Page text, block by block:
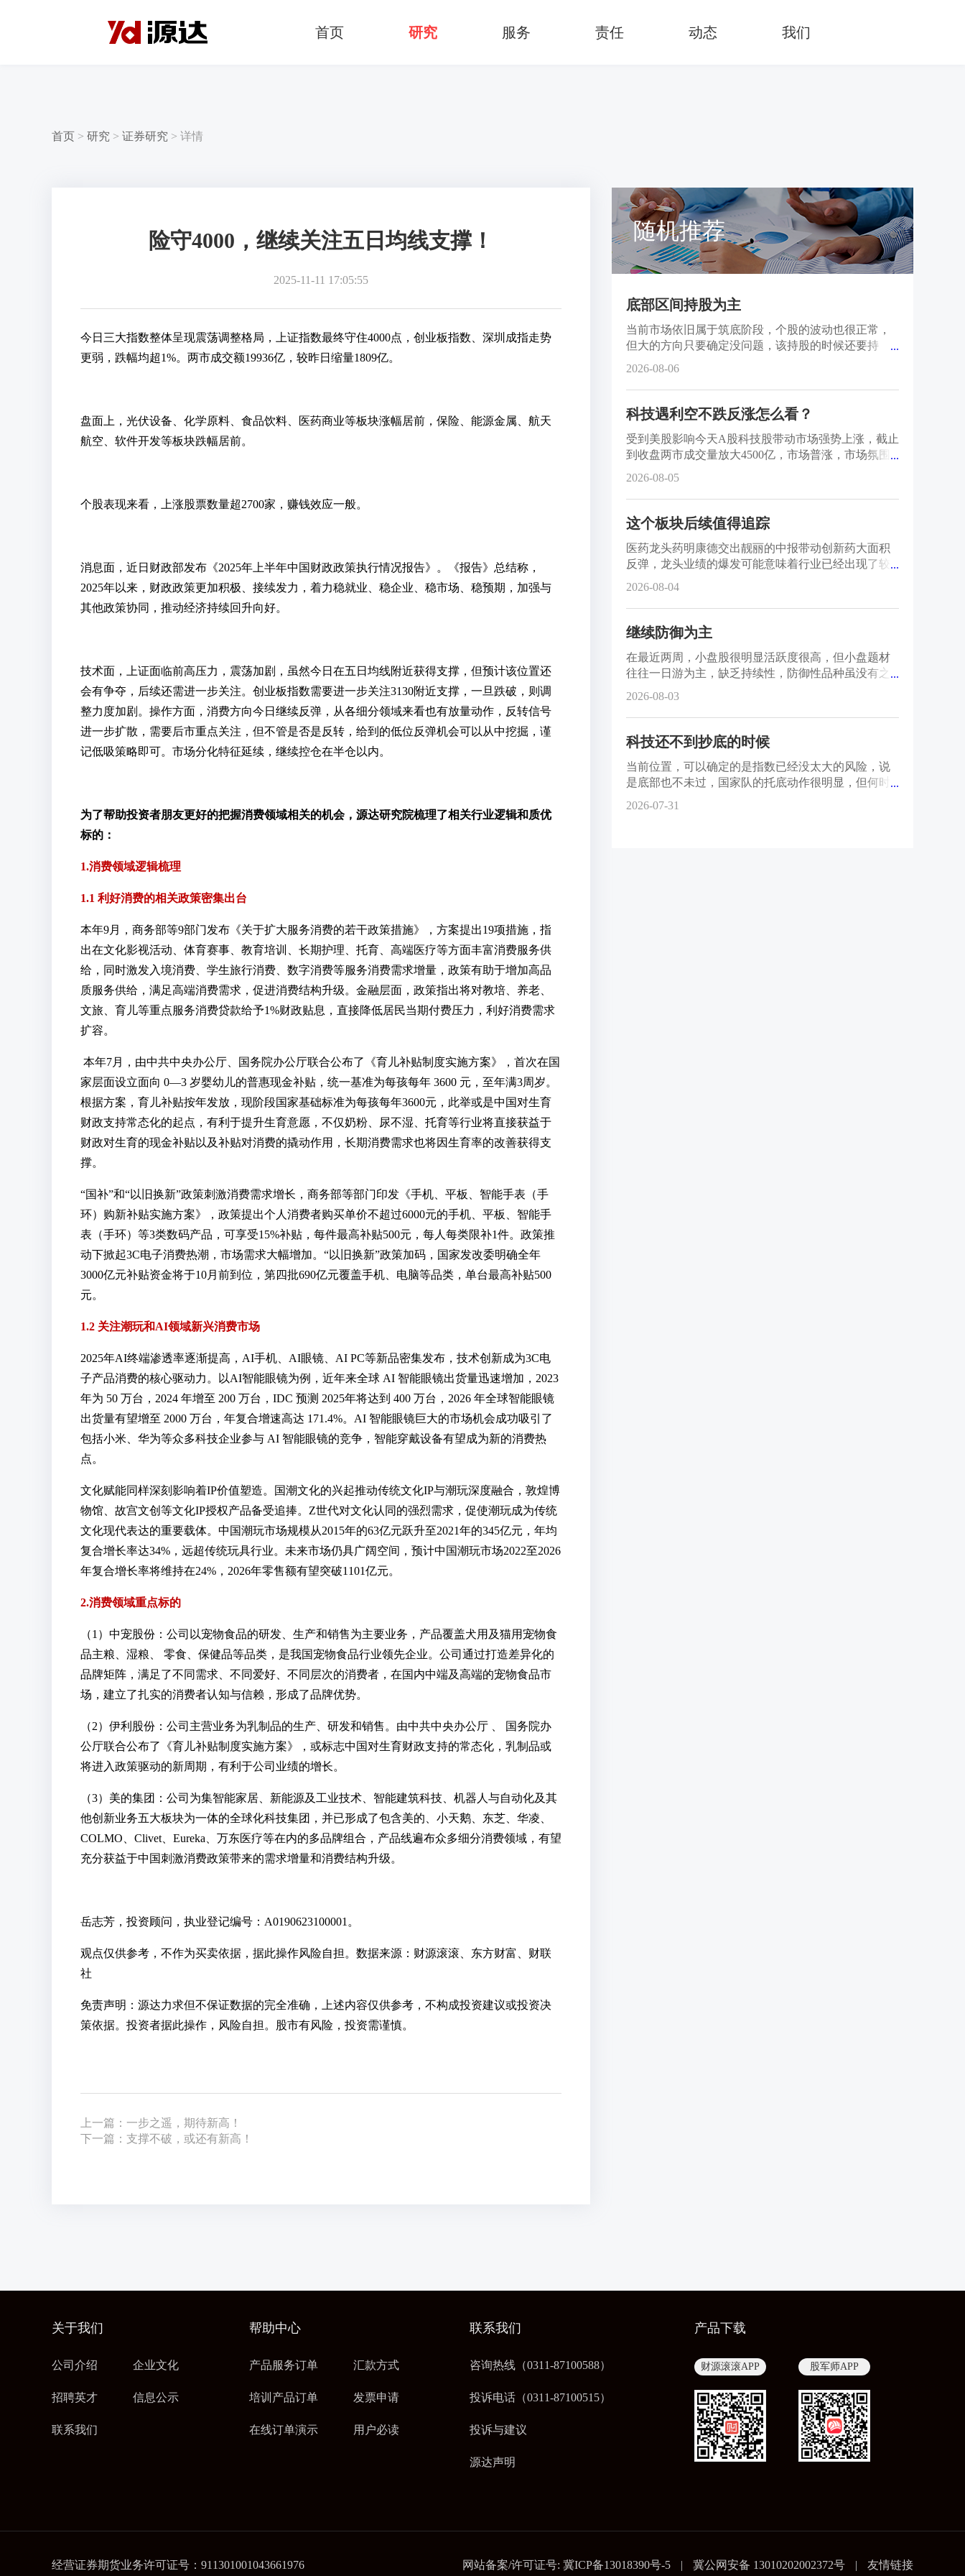
首页 研究 服务 责任 动态 我们
首页 > 研究 > 证券研究 > 详情
险守4000，继续关注五日均线支撑！
2025-11-11 17:05:55
今日三大指数整体呈现震荡调整格局，上证指数最终守住4000点，创业板指数、深圳成指走势
更弱，跌幅均超1%。两市成交额19936亿，较昨日缩量1809亿。
盘面上，光伏设备、化学原料、食品饮料、医药商业等板块涨幅居前，保险、能源金属、航天
航空、软件开发等板块跌幅居前。
个股表现来看，上涨股票数量超2700家，赚钱效应一般。
消息面，近日财政部发布《2025年上半年中国财政政策执行情况报告》。《报告》总结称，
2025年以来，财政政策更加积极、接续发力，着力稳就业、稳企业、稳市场、稳预期，加强与
其他政策协同，推动经济持续回升向好。
技术面 ，上证面临前高压力，震荡加剧，虽然今日在五日均线附近获得支撑，但预计该位置还
会有争夺，后续还需进一步关注。创业板指数需要进一步关注3130附近支撑，一旦跌破，则调
整力度加剧。操作方面，消费方向今日继续反弹，从各细分领域来看也有放量动作，反转信号
进一步扩散，需要后市重点关注，但不管是否是反转，给到的低位反弹机会可以从中挖掘，谨
记低吸策略即可。市场分化特征延续，继续控仓在半仓以内。
为了帮助投资者朋友更好的把握消费领域相关的机会，源达研究院梳理了相关行业逻辑和质优
标的：
1.消费领域逻辑梳理
1.1 利好消费的相关政策密集出台
本年9月，商务部等9部门发布《关于扩大服务消费的若干政策措施》，方案提出19项措施，指
出在文化影视活动、体育赛事、教育培训、长期护理、托育、高端医疗等方面丰富消费服务供
给，同时激发入境消费、学生旅行消费、数字消费等服务消费需求增量，政策有助于增加高品
质服务供给，满足高端消费需求，促进消费结构升级。金融层面，政策指出将对教培、养老、
文旅、育儿等重点服务消费贷款给予1%财政贴息，直接降低居民当期付费压力，利好消费需求
扩容。
本年7月，由中共中央办公厅、国务院办公厅联合公布了《育儿补贴制度实施方案》，首次在国
家层面设立面向 0—3 岁婴幼儿的普惠现金补贴，统一基准为每孩每年 3600 元，至年满3周岁。
根据方案，育儿补贴按年发放，现阶段国家基础标准为每孩每年3600元，此举或是中国对生育
财政支持常态化的起点，有利于提升生育意愿，不仅奶粉、尿不湿、托育等行业将直接获益于
财政对生育的现金补贴以及补贴对消费的撬动作用，长期消费需求也将因生育率的改善获得支
撑。
“国补”和“以旧换新”政策刺激消费需求增长，商务部等部门印发《手机、平板、智能手表（手
环）购新补贴实施方案》，政策提出个人消费者购买单价不超过6000元的手机、平板、智能手
表（手环）等3类数码产品，可享受15%补贴，每件最高补贴500元，每人每类限补1件。政策推
动下掀起3C电子消费热潮，市场需求大幅增加。“以旧换新”政策加码，国家发改委明确全年
3000亿元补贴资金将于10月前到位，第四批690亿元覆盖手机、电脑等品类，单台最高补贴500
元。
1.2 关注潮玩和AI领域新兴消费市场
2025年AI终端渗透率逐渐提高，AI手机、AI眼镜、AI PC等新品密集发布，技术创新成为3C电
子产品消费的核心驱动力。以AI智能眼镜为例，近年来全球 AI 智能眼镜出货量迅速增加，2023
年为 50 万台，2024 年增至 200 万台，IDC 预测 2025年将达到 400 万台，2026 年全球智能眼镜
出货量有望增至 2000 万台，年复合增速高达 171.4%。AI 智能眼镜巨大的市场机会成功吸引了
包括小米、华为等众多科技企业参与 AI 智能眼镜的竞争，智能穿戴设备有望成为新的消费热
点。
文化赋能同样深刻影响着IP价值塑造。国潮文化的兴起推动传统文化IP与潮玩深度融合，敦煌博
物馆、故宫文创等文化IP授权产品备受追捧。Z世代对文化认同的强烈需求，促使潮玩成为传统
文化现代表达的重要载体。中国潮玩市场规模从2015年的63亿元跃升至2021年的345亿元，年均
复合增长率达34%，远超传统玩具行业。未来市场仍具广阔空间，预计中国潮玩市场2022至2026
年复合增长率将维持在24%，2026年零售额有望突破1101亿元。
2.消费领域重点标的
（1）中宠股份：公司以宠物食品的研发、生产和销售为主要业务，产品覆盖犬用及猫用宠物食
品主粮、湿粮、 零食、保健品等品类，是我国宠物食品行业领先企业。公司通过打造差异化的
品牌矩阵，满足了不同需求、不同爱好、不同层次的消费者，在国内中端及高端的宠物食品市
场，建立了扎实的消费者认知与信赖，形成了品牌优势。
（2）伊利股份：公司主营业务为乳制品的生产、研发和销售。由中共中央办公厅 、 国务院办
公厅联合公布了《育儿补贴制度实施方案》，或标志中国对生育财政支持的常态化，乳制品或
将进入政策驱动的新周期，有利于公司业绩的增长。
（3）美的集团：公司为集智能家居、新能源及工业技术、智能建筑科技、机器人与自动化及其
他创新业务五大板块为一体的全球化科技集团，并已形成了包含美的、小天鹅、东芝、华凌、
COLMO、Clivet、Eureka、万东医疗等在内的多品牌组合，产品线遍布众多细分消费领域，有望
充分获益于中国刺激消费政策带来的需求增量和消费结构升级。
岳志芳，投资顾问，执业登记编号：A0190623100001。
观点仅供参考，不作为买卖依据，据此操作风险自担。数据来源：财源滚滚、东方财富、财联
社
免责声明：源达力求但不保证数据的完全准确，上述内容仅供参考，不构成投资建议或投资决
策依据。投资者据此操作，风险自担。股市有风险，投资需谨慎。
上一篇：一步之遥，期待新高！
下一篇：支撑不破，或还有新高！
随机推荐
底部区间持股为主
当前市场依旧属于筑底阶段，个股的波动也很正常，
但大的方向只要确定没问题，该持股的时候还要持
...
2026-08-06
科技遇利空不跌反涨怎么看？
受到美股影响今天A股科技股带动市场强势上涨，截止
到收盘两市成交量放大4500亿，市场普涨，市场氛围 ...
2026-08-05
这个板块后续值得追踪
医药龙头药明康德交出靓丽的中报带动创新药大面积
反弹，龙头业绩的爆发可能意味着行业已经出现了较 ...
2026-08-04
继续防御为主
在最近两周，小盘股很明显活跃度很高，但小盘题材
往往一日游为主，缺乏持续性，防御性品种虽没有之 ...
2026-08-03
科技还不到抄底的时候
当前位置，可以确定的是指数已经没太大的风险，说
是底部也不未过，国家队的托底动作很明显，但何时 ...
2026-07-31
关于我们
公司介绍 企业文化
招聘英才 信息公示
联系我们
帮助中心
产品服务订单 汇款方式
培训产品订单 发票申请
在线订单演示 用户必读
联系我们
咨询热线（0311-87100588）
投诉电话（0311-87100515）
投诉与建议
源达声明
产品下载
财源滚滚APP 股军师APP
经营证券期货业务许可证号：911301001043661976 网站备案/许可证号: 冀ICP备13018390号-5 | 冀公网安备 13010202002372号 | 友情链接